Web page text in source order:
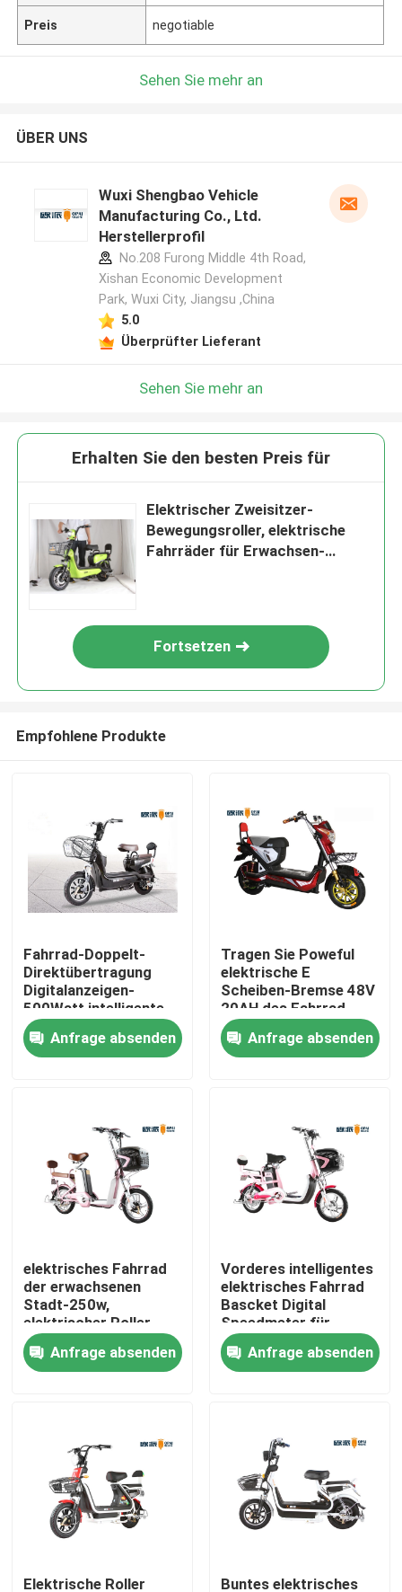
Produkte
Über uns
Qualitätskontrolle
Treten Sie mit uns in Verbindung
Elektro-Moped-Roller
Elektro-Motorroller
Elektrische Mobilität Roller
Preis negotiable
Sehen Sie mehr an
ÜBER UNS
Wuxi Shengbao Vehicle
Manufacturing Co., Ltd.
Herstellerprofil
No.208 Furong Middle 4th Road,
Xishan Economic Development
Park, Wuxi City, Jiangsu ,China
5.0
Überprüfter Lieferant
Sehen Sie mehr an
Erhalten Sie den besten Preis für
Elektrischer Zweisitzer-
Bewegungsroller, elektrische
Fahrräder für Erwachsen-
Fortsetzen
Empfohlene Produkte
Fahrrad-Doppelt-
Direktübertragung
Digitalanzeigen-
500Watt intelligente
elektrische mit
Warnung
Anfrage absenden
Tragen Sie Poweful
elektrische E
Scheiben-Bremse 48V
20AH des Fahrrad-
Roller-800W zur
SchauAnfrage absenden
elektrisches Fahrrad
der erwachsenen
Stadt-250w,
elektrischer Roller
Doppelsitzes mit
Schemel
Anfrage absenden
Vorderes intelligentes
elektrisches Fahrrad
Bascket Digital
Speedmeter für
erwachsene lange
StreckeAnfrage absenden
Elektrische Roller Buntes elektrisches